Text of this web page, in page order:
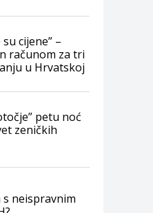
cijene” –
računom za tri
u Hrvatskoj
petu noć
zeničkih
s neispravnim